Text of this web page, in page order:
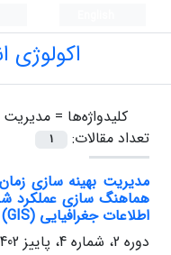
اکولوژی
کلیدواژه‌ها =
تعداد مقالات:
1
مدیریت بهینه سازی
هماهنگ سازی عملکرد
اطلاعات جغرافیایی (GIS)
دوره 2، شماره 4، پاییز 1402، صفحه